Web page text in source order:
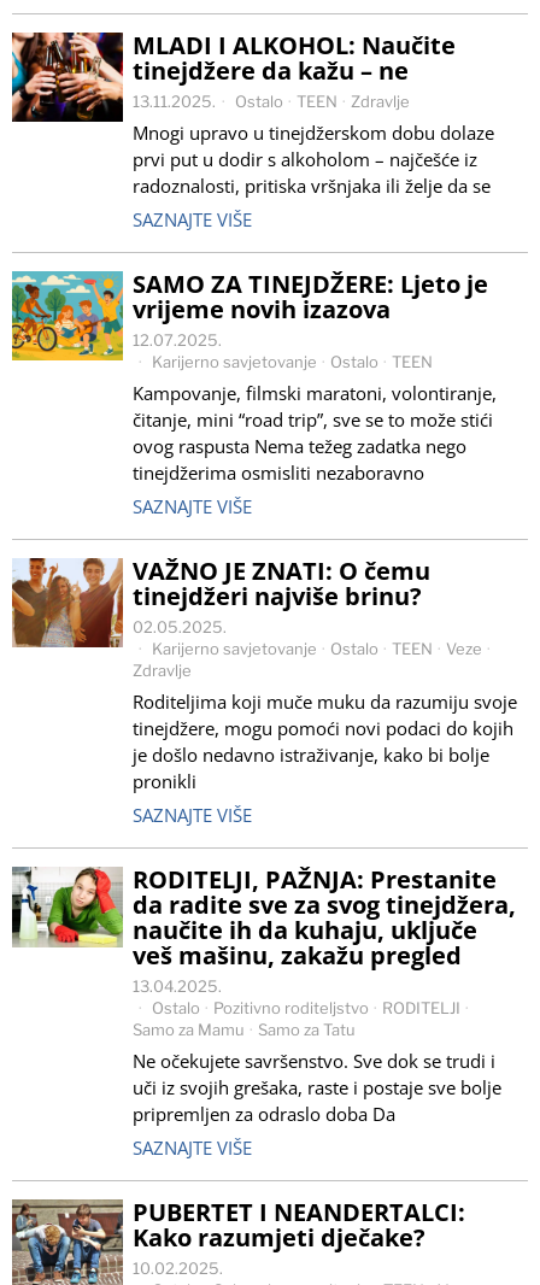
MLADI I ALKOHOL: Naučite
tinejdžere da kažu – ne
13.11.2025. Ostalo · TEEN · Zdravlje
Mnogi upravo u tinejdžerskom dobu dolaze
prvi put u dodir s alkoholom – najčešće iz
radoznalosti, pritiska vršnjaka ili želje da se
SAZNAJTE VIŠE
SAMO ZA TINEJDŽERE: Ljeto je
vrijeme novih izazova
12.07.2025.
Karijerno savjetovanje · Ostalo · TEEN
Kampovanje, filmski maratoni, volontiranje,
čitanje, mini “road trip”, sve se to može stići
ovog raspusta Nema težeg zadatka nego
tinejdžerima osmisliti nezaboravno
SAZNAJTE VIŠE
VAŽNO JE ZNATI: O čemu
tinejdžeri najviše brinu?
02.05.2025.
Karijerno savjetovanje · Ostalo · TEEN · Veze ·
Zdravlje
Roditeljima koji muče muku da razumiju svoje
tinejdžere, mogu pomoći novi podaci do kojih
je došlo nedavno istraživanje, kako bi bolje
pronikli
SAZNAJTE VIŠE
RODITELJI, PAŽNJA: Prestanite
da radite sve za svog tinejdžera,
naučite ih da kuhaju, uključe
veš mašinu, zakažu pregled
13.04.2025.
Ostalo · Pozitivno roditeljstvo · RODITELJI ·
Samo za Mamu · Samo za Tatu
Ne očekujete savršenstvo. Sve dok se trudi i
uči iz svojih grešaka, raste i postaje sve bolje
pripremljen za odraslo doba Da
SAZNAJTE VIŠE
PUBERTET I NEANDERTALCI:
Kako razumjeti dječake?
10.02.2025.